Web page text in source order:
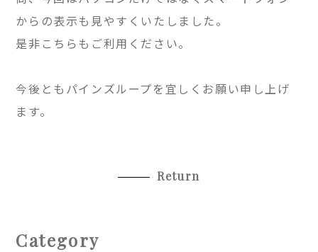
からの表示も見やすくいたしました。
是非こちらもご利用ください。
今後ともパインズループを宜しくお願い申し上げ
ます。
Return
Category